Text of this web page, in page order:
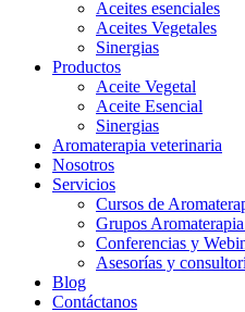
Aceites esenciales
Aceites Vegetales
Sinergias
Productos
Aceite Vegetal
Aceite Esencial
Sinergias
Aromaterapia veterinaria
Nosotros
Servicios
Cursos de
Grupos
Conferencias y
Asesorías y
Blog
Contáctanos